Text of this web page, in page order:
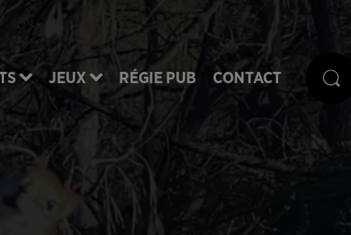
JEUX RÉGIE PUB CONTACT